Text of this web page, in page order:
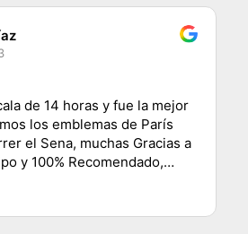
de 14 horas y fue la mejor
los emblemas de París
el Sena, muchas Gracias a
y 100% Recomendado,